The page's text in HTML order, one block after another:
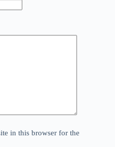
in this browser for the